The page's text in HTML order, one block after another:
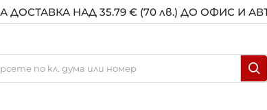
ДОСТАВКА НАД 35.79 € (70 лв.) ДО ОФИС И